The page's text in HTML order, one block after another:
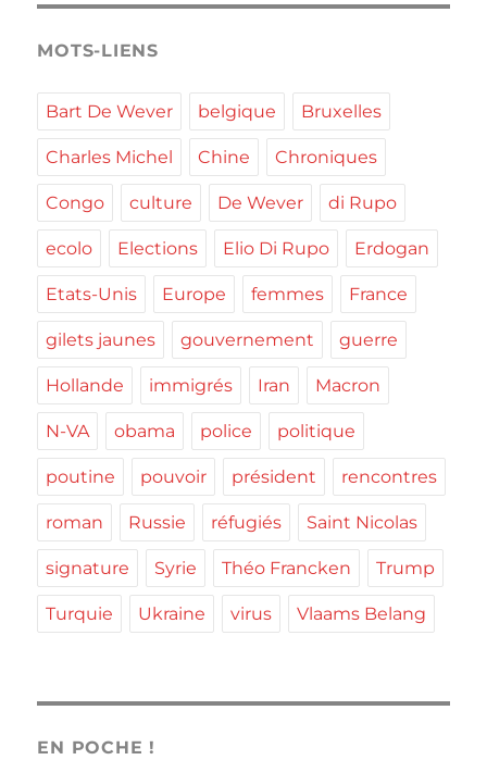
MOTS-LIENS
Bart De Wever belgique Bruxelles
Charles Michel Chine Chroniques
Congo culture De Wever di Rupo
ecolo Elections Elio Di Rupo Erdogan
Etats-Unis Europe femmes France
gilets jaunes gouvernement guerre
Hollande immigrés Iran Macron
N-VA obama police politique
poutine pouvoir président rencontres
roman Russie réfugiés Saint Nicolas
signature Syrie Théo Francken Trump
Turquie Ukraine virus Vlaams Belang
EN POCHE !